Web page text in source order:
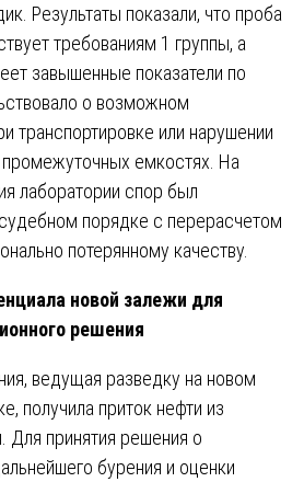
Результаты показали, что проба
требованиям 1 группы, а
завышенные показатели по
о возможном
транспортировке или нарушении
промежуточных емкостях. На
лаборатории спор был
порядке с перерасчетом
потерянному качеству.
новой залежи для
решения
ведущая разведку на новом
получила приток нефти из
Для принятия решения о
бурения и оценки